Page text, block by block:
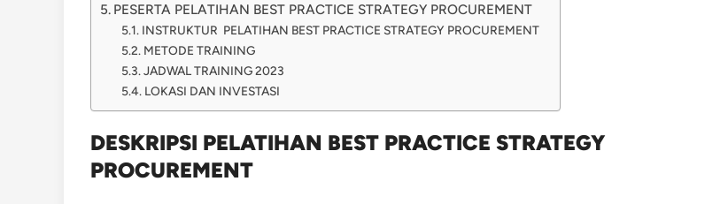
PESERTA PELATIHAN BEST PRACTICE STRATEGY PROCUREMENT
INSTRUKTUR PELATIHAN BEST PRACTICE STRATEGY PROCUREMENT
METODE TRAINING
JADWAL TRAINING 2023
LOKASI DAN INVESTASI
DESKRIPSI PELATIHAN BEST PRACTICE STRATEGY
PROCUREMENT